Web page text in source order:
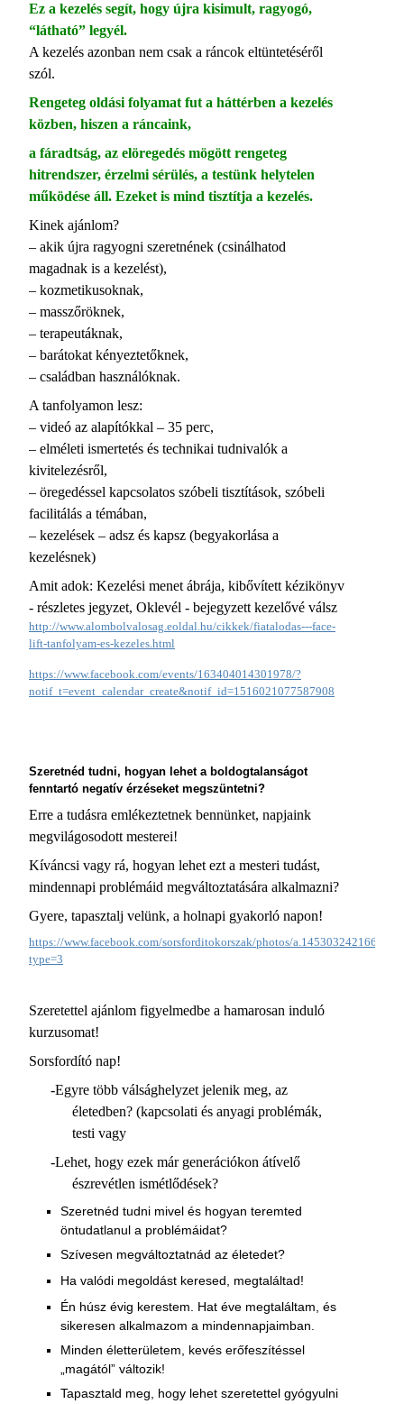
Ez a kezelés segít, hogy újra kisimult, ragyogó,
“látható” legyél.
A kezelés azonban nem csak a ráncok eltüntetéséről
szól.
Rengeteg oldási folyamat fut a háttérben a kezelés
közben, hiszen a ráncaink,
a fáradtság, az elöregedés mögött rengeteg
hitrendszer, érzelmi sérülés, a testünk helytelen
működése áll. Ezeket is mind tisztítja a kezelés.
Kinek ajánlom?
– akik újra ragyogni szeretnének (csinálhatod
magadnak is a kezelést),
– kozmetikusoknak,
– masszőröknek,
– terapeutáknak,
– barátokat kényeztetőknek,
– családban használóknak.
A tanfolyamon lesz:
– videó az alapítókkal – 35 perc,
– elméleti ismertetés és technikai tudnivalók a
kivitelezésről,
– öregedéssel kapcsolatos szóbeli tisztítások, szóbeli
facilitálás a témában,
– kezelések – adsz és kapsz (begyakorlása a
kezelésnek)
Amit adok: Kezelési menet ábrája, kibővített kézikönyv
- részletes jegyzet, Oklevél - bejegyzett kezelővé válsz
http://www.alombolvalosag.eoldal.hu/cikkek/fiatalodas---face-
lift-tanfolyam-es-kezeles.html
https://www.facebook.com/events/163404014301978/?
notif_t=event_calendar_create&notif_id=1516021077587908
Szeretnéd tudni, hogyan lehet a boldogtalanságot
fenntartó negatív érzéseket megszüntetni?
Erre a tudásra emlékeztetnek bennünket, napjaink
megvilágosodott mesterei!
Kíváncsi vagy rá, hogyan lehet ezt a mesteri tudást,
mindennapi problémáid megváltoztatására alkalmazni?
Gyere, tapasztalj velünk, a holnapi gyakorló napon!
https://www.facebook.com/sorsforditokorszak/photos/
type=3
Szeretettel ajánlom figyelmedbe a hamarosan induló
kurzusomat!
Sorsfordító nap!
-Egyre több válsághelyzet jelenik meg, az
életedben? (kapcsolati és anyagi problémák,
testi vagy
-Lehet, hogy ezek már generációkon átívelő
észrevétlen ismétlődések?
Szeretnéd tudni mivel és hogyan teremted
öntudatlanul a problémáidat?
Szívesen megváltoztatnád az életedet?
Ha valódi megoldást keresed, megtaláltad!
Én húsz évig kerestem. Hat éve megtaláltam, és
sikeresen alkalmazom a mindennapjaimban.
Minden életterületem, kevés erőfeszítéssel
„magától” változik!
Tapasztald meg, hogy lehet szeretettel gyógyulni